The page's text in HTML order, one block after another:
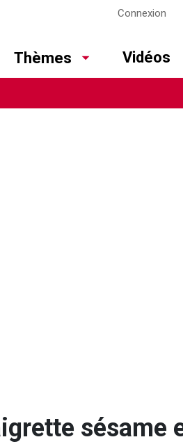
Connexion
Thèmes Vidéos
sésame